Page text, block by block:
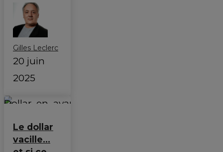
Gilles Leclerc
20 juin
2025
Le dollar
vacille…